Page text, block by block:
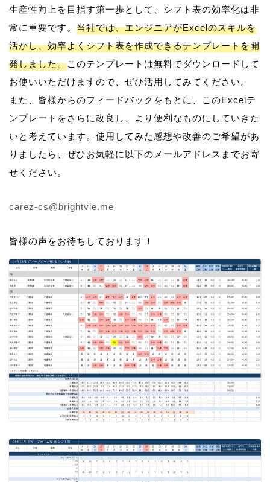
生産性向上を目指す第一歩として、シフト表の効率化は非
常に重要です。 当社では、エンジニアがExcelのスキルを
活かし、効率よくシフト表を作成できるテンプレートを開
発しました。このテンプレートは無料でダウンロードして
お使いいただけますので、ぜひ活用してみてください。
また、皆様からのフィードバックをもとに、このExcelテ
ンプレートをさらに改良し、より便利なものにしていきた
いと考えています。使用してみた感想や改善のご希望があ
りましたら、ぜひお気軽に以下のメールアドレスまでお寄
せください。
carez-cs@brightvie.me
皆様の声をお待ちしております！